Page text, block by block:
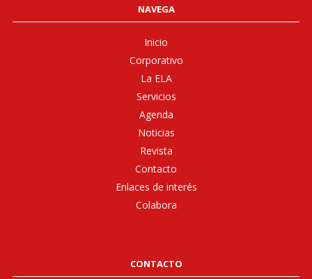
NAVEGA
Inicio
Corporativo
La ELA
Servicios
Agenda
Noticias
Revista
Contacto
Enlaces de interés
Colabora
CONTACTO